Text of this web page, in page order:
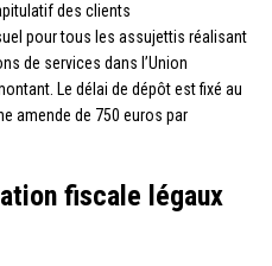
des clients
pour tous les assujettis réalisant
de services dans l’Union
Le délai de dépôt est fixé au
amende de 750 euros par
fiscale légaux